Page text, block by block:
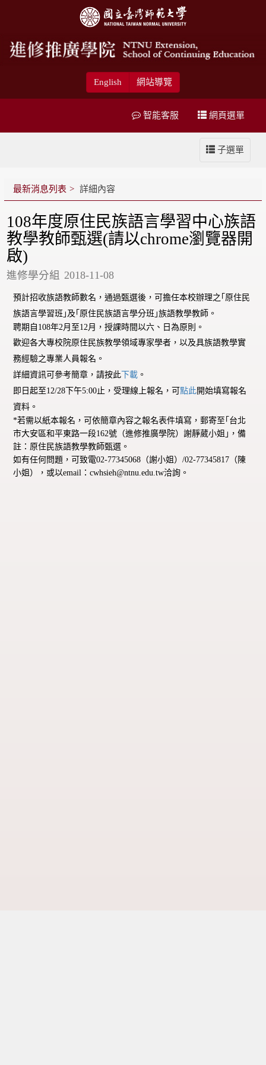
English 網站導覽
網頁選單
智能客服
子選單
最新消息列表 詳細內容
108年度原住民族語言學習中心族語
教學教師甄選(請以chrome瀏覽器開
啟)
進修學分組 2018-11-08
預計招收族語教師數名，通過甄選後，可擔任本校辦理之｢原住民
族語言學習班｣及｢原住民族語言學分班｣族語教學教師。
聘期自108年2月至12月，授課時間以六、日為原則。
歡迎各大專校院原住民族教學領域專家學者，以及具族語教學實
務經驗之專業人員報名。
詳細資訊可參考簡章，請按此下載。
即日起至12/28下午5:00止，受理線上報名，可 點此開始填寫報名
資料。
*若需以紙本報名，可依簡章內容之報名表件填寫，郵寄至｢台北
市大安區和平東路一段162號（進修推廣學院）謝靜葳小姐｣，備
註：原住民族語教學教師甄選。
如有任何問題，可致電02-77345068（謝小姐）/02-77345817（陳
小姐），或以email：cwhsieh@ntnu.edu.tw洽詢。